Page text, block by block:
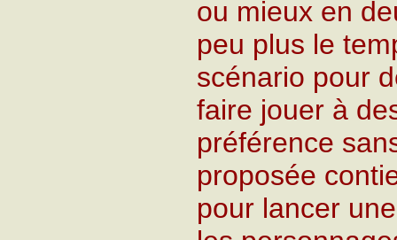
ou mieux en
peu plus le
scénario pour
faire jouer à
préférence
proposée
pour lancer